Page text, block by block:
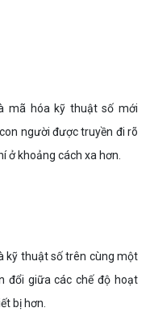
mã hóa kỹ thuật số mới
người được truyền đi rõ
ở khoảng cách xa hơn.
kỹ thuật số trên cùng một
đổi giữa các chế độ hoạt
bị hơn.